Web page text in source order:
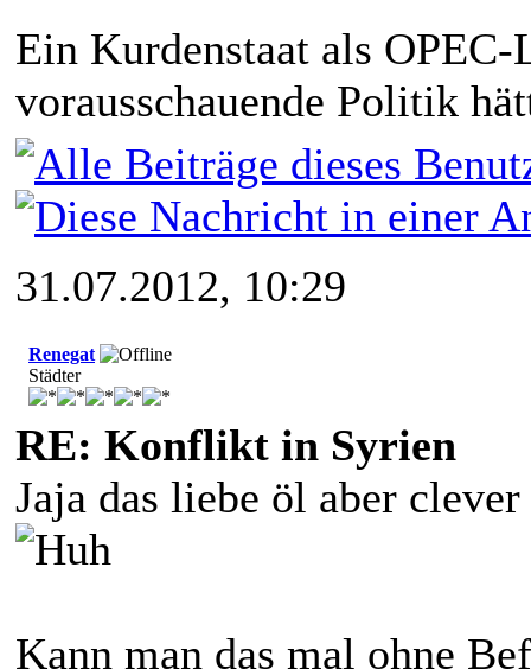
Ein Kurdenstaat als
vorausschauende Politik
31.07.2012, 10:29
Renegat
Städter
RE: Konflikt in Syrien
Jaja das liebe öl aber
Kann man das mal ohne